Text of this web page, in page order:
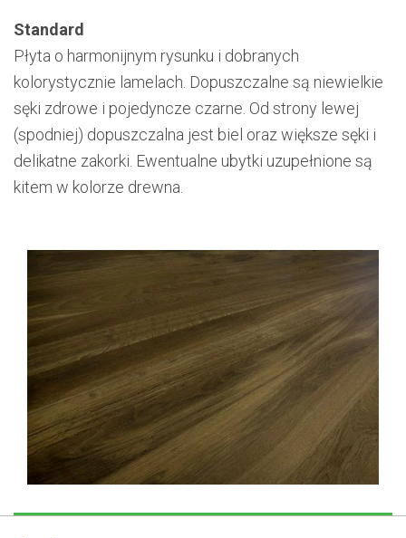
Standard
Płyta o harmonijnym rysunku i dobranych
kolorystycznie lamelach. Dopuszczalne są niewielkie
sęki zdrowe i pojedyncze czarne. Od strony lewej
(spodniej) dopuszczalna jest biel oraz większe sęki i
delikatne zakorki. Ewentualne ubytki uzupełnione są
kitem w kolorze drewna.